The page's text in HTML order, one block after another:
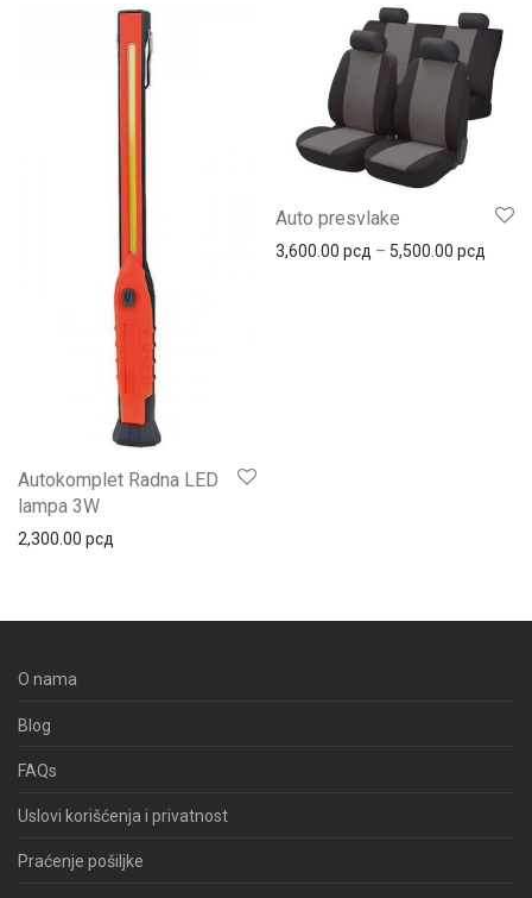
Autokomplet Radna LED
lampa 3W
2,300.00 рсд
Auto presvlake
3,600.00 рсд – 5,500.00 рсд
O nama
Blog
FAQs
Uslovi korišćenja i privatnost
Praćenje pošiljke